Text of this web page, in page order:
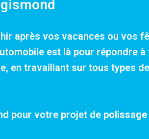
après vos vacances ou vos
est là pour répondre
en travaillant sur tous types
pour votre projet de